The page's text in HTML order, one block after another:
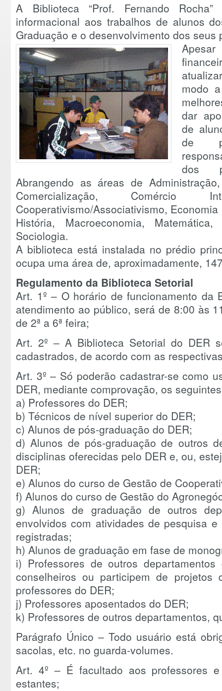
A Biblioteca “Prof. Fernando
informacional aos trabalhos de alunos
Graduação e o desenvolvimento dos seus
modo
dar
de
de
dos
Abrangendo as áreas de
Comercialização, Comércio
Cooperativismo/Associativismo,
História, Macroeconomia,
Sociologia.
A biblioteca está instalada no prédio
ocupa uma área de, aproximadamente,
Regulamento da Biblioteca Setorial
Art. 1º – O horário de funcionamento da
atendimento ao público, será de 8:00 às
de 2ª a 6ª feira;
Art. 2º – A Biblioteca Setorial do DER
cadastrados, de acordo com as
Art. 3º – Só poderão cadastrar-se como
DER, mediante comprovação, os
a) Professores do DER;
b) Técnicos de nível superior do DER;
c) Alunos de pós-graduação do DER;
d) Alunos de pós-graduação de outros
disciplinas oferecidas pelo DER e, ou,
DER;
e) Alunos do curso de Gestão de
f) Alunos do curso de Gestão do
g) Alunos de graduação de outros
envolvidos com atividades de pesquisa
registradas;
h) Alunos de graduação em fase de
i) Professores de outros
conselheiros ou participem de projetos
professores do DER;
j) Professores aposentados do DER;
k) Professores de outros departamentos,
Parágrafo Único – Todo usuário está
sacolas, etc. no guarda-volumes.
Art. 4º – É facultado aos professores
estantes;